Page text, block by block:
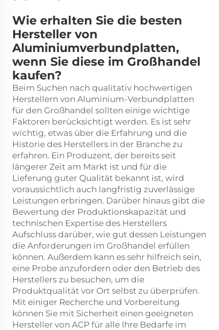
Wie erhalten Sie die besten
Hersteller von
Aluminiumverbundplatten,
wenn Sie diese im Großhandel
kaufen?
Beim Suchen nach qualitativ hochwertigen
Herstellern von Aluminium-Verbundplatten
für den Großhandel sollten einige wichtige
Faktoren berücksichtigt werden. Es ist sehr
wichtig, etwas über die Erfahrung und die
Historie des Herstellers in der Branche zu
erfahren. Ein Produzent, der bereits seit
längerer Zeit am Markt ist und für die
Lieferung guter Qualität bekannt ist, wird
voraussichtlich auch langfristig zuverlässige
Leistungen erbringen. Darüber hinaus gibt die
Bewertung der Produktionskapazität und
technischen Expertise des Herstellers
Aufschluss darüber, wie gut dessen Leistungen
die Anforderungen im Großhandel erfüllen
können. Außerdem kann es sehr hilfreich sein,
eine Probe anzufordern oder den Betrieb des
Herstellers zu besuchen, um die
Produktqualität vor Ort selbst zu überprüfen.
Mit einiger Recherche und Vorbereitung
können Sie mit Sicherheit einen geeigneten
Hersteller von ACP für alle Ihre Bedarfe im